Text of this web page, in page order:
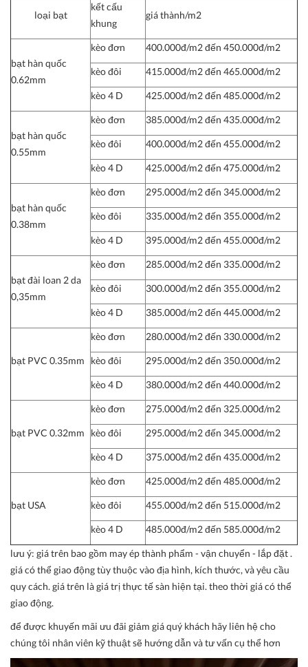
loại bạt
kết cấu
khung
giá thành/m2
bạt hàn quốc
0.62mm
kèo đơn 400.000đ/m2 đến 450.000đ/m2
kèo đôi 415.000đ/m2 đến 465.000đ/m2
kèo 4 D 425.000đ/m2 đến 485.000đ/m2
bạt hàn quốc
0.55mm
kèo đơn 385.000đ/m2 đến 435.000đ/m2
kèo đôi 400.000đ/m2 đến 455.000đ/m2
kèo 4 D 425.000đ/m2 đến 475.000đ/m2
bạt hàn quốc
0.38mm
kèo đơn 295.000đ/m2 đến 345.000đ/m2
kèo đôi 335.000đ/m2 đến 355.000đ/m2
kèo 4 D 395.000đ/m2 đến 455.000đ/m2
bạt đài loan 2 da
0,35mm
kèo đơn 285.000đ/m2 đến 335.000đ/m2
kèo đôi 300.000đ/m2 đến 355.000đ/m2
kèo 4 D 385.000đ/m2 đến 445.000đ/m2
bạt PVC 0.35mm
kèo đơn 280.000đ/m2 đến 330.000đ/m2
kèo đôi 295.000đ/m2 đến 350.000đ/m2
kèo 4 D 380.000đ/m2 đến 440.000đ/m2
bạt PVC 0.32mm
kèo đơn 275.000đ/m2 đến 325.000đ/m2
kèo đôi 295.000đ/m2 đến 345.000đ/m2
kèo 4 D 375.000đ/m2 đến 435.000đ/m2
bạt USA
kèo đơn 425.000đ/m2 đến 485.000đ/m2
kèo đôi 455.000đ/m2 đến 515.000đ/m2
kèo 4 D 485.000đ/m2 đến 585.000đ/m2
lưu ý: giá trên bao gồm may ép thành phẩm - vận chuyển - lắp đặt .
giá có thể giao động tùy thuộc vào địa hình, kích thước, và yêu cầu
quy cách. giá trên là giá trị thực tế sàn hiện tại. theo thời giá có thể
giao động.
để được khuyến mãi ưu đãi giảm giá quý khách hãy liên hệ cho
chúng tôi nhân viên kỹ thuật sẽ hướng dẫn và tư vấn cụ thể hơn